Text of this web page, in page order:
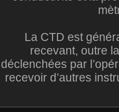
La CTD est
recevant, outre
déclenchées par
recevoir d’autres